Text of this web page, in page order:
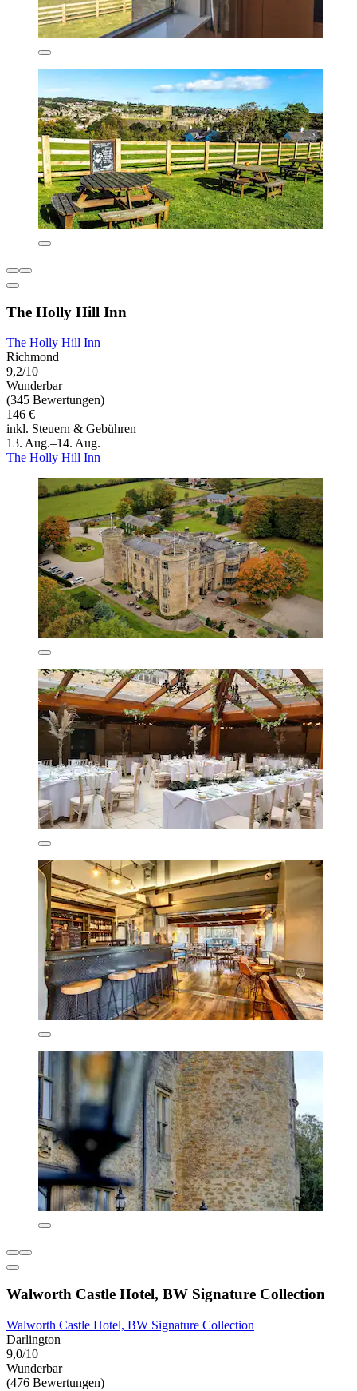
The Holly Hill Inn
The Holly Hill Inn
Richmond
9,2/10
Wunderbar
(345 Bewertungen)
146 €
inkl. Steuern & Gebühren
13. Aug.–14. Aug.
The Holly Hill Inn
Walworth Castle Hotel, BW Signature Collection
Walworth Castle Hotel, BW Signature Collection
Darlington
9,0/10
Wunderbar
(476 Bewertungen)